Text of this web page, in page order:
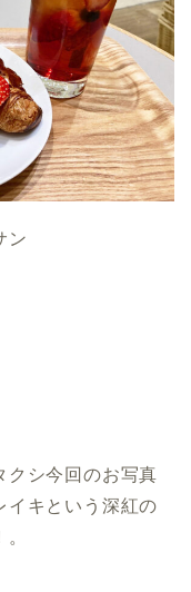
ン
クシ今回のお写真
イキという深紅の